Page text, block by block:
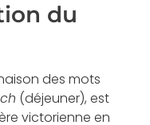
du
des mots
(déjeuner), est
victorienne en